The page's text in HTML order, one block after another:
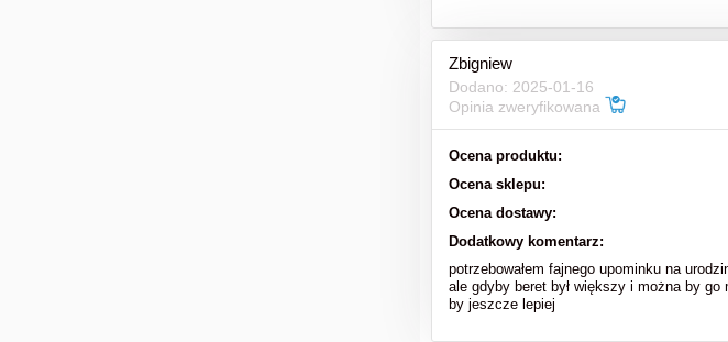
Zbigniew
Dodano: 2025-01-16
Opinia zweryfikowana
Ocena produktu:
Ocena sklepu:
Ocena dostawy:
Dodatkowy komentarz:
potrzebowałem fajnego upominku na
ale gdyby beret był większy i można by go
by jeszcze lepiej